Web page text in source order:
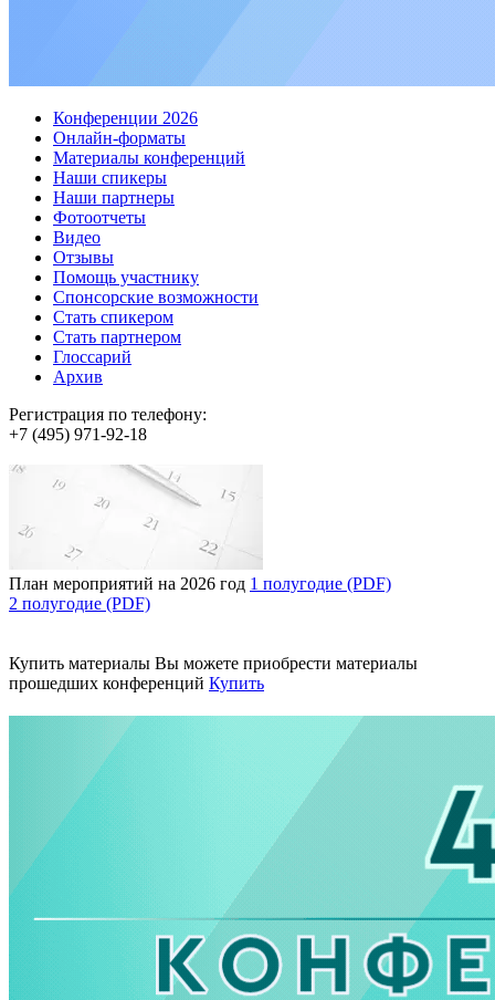
Конференции 2026
Онлайн-форматы
Материалы конференций
Наши спикеры
Наши партнеры
Фотоотчеты
Видео
Отзывы
Помощь участнику
Спонсорские возможности
Стать спикером
Стать партнером
Глоссарий
Архив
Регистрация по телефону:
+7 (495) 971-92-18
План мероприятий на 2026 год 1 полугодие (PDF)
2 полугодие (PDF)
Купить материалы Вы можете приобрести материалы
прошедших конференций Купить